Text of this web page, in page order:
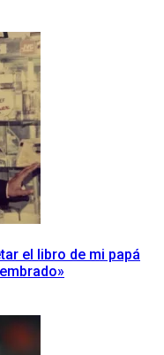
el libro de mi papá